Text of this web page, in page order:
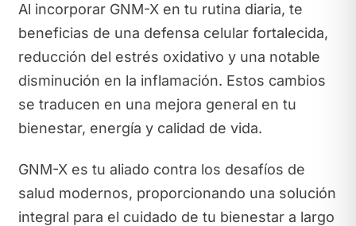
Al incorporar GNM-X en tu rutina diaria, te
beneficias de una defensa celular fortalecida,
reducción del estrés oxidativo y una notable
disminución en la inflamación. Estos cambios
se traducen en una mejora general en tu
bienestar, energía y calidad de vida.
GNM-X es tu aliado contra los desafíos de
salud modernos, proporcionando una solución
integral para el cuidado de tu bienestar a largo